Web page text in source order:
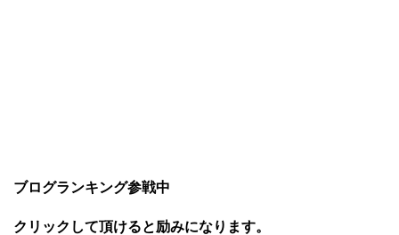
ブログランキング参戦中
クリックして頂けると励みになります。